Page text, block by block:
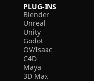
PLUG-INS
Blender
Unreal
Unity
Godot
OV/Isaac
C4D
Maya
3D Max